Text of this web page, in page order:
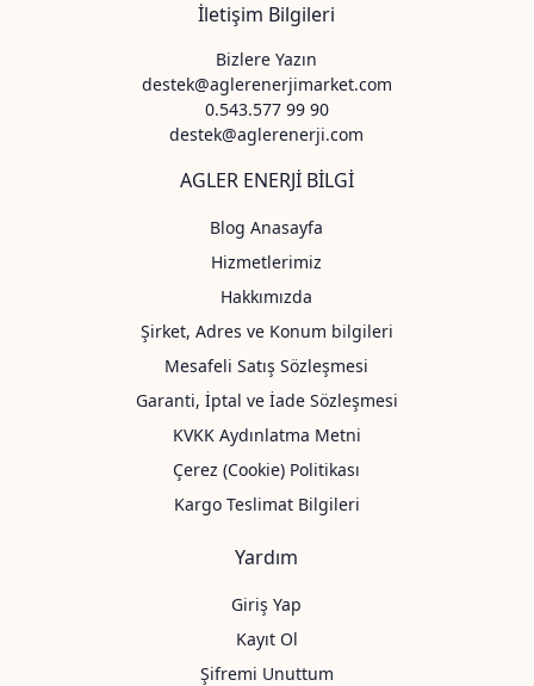
AGLER ENERJİ BİLGİ
Blog Anasayfa
Hizmetlerimiz
Hakkımızda
Şirket, Adres ve Konum bilgileri
Mesafeli Satış Sözleşmesi
Garanti, İptal ve İade Sözleşmesi
KVKK Aydınlatma Metni
Çerez (Cookie) Politikası
Kargo Teslimat Bilgileri
İletişim Bilgileri
Bizlere Yazın
destek@aglerenerjimarket.com
0.543.577 99 90
destek@aglerenerji.com
Yardım
Giriş Yap
Kayıt Ol
Şifremi Unuttum